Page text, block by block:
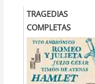
TRAGEDIAS
COMPLETAS